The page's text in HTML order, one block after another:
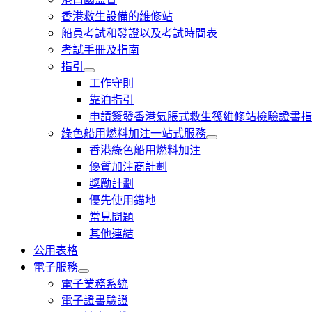
香港救生設備的維修站
船員考試和發證以及考試時間表
考試手冊及指南
指引
工作守則
靠泊指引
申請簽發香港氣脹式救生筏維修站檢驗證書
綠色船用燃料加注一站式服務
香港綠色船用燃料加注
優質加注商計劃
獎勵計劃
優先使用錨地
常見問題
其他連結
公用表格
電子服務
電子業務系統
電子證書驗證